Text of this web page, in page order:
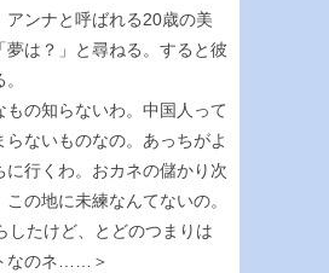
アンナと呼ばれる20歳の美
夢は？」と尋ねる。すると彼
の知らないわ。中国人って
らないものなの。あっちがよ
に行くわ。おカネの儲かり次
の地に未練なんてないの。
したけど、とどのつまりは
なのネ……＞